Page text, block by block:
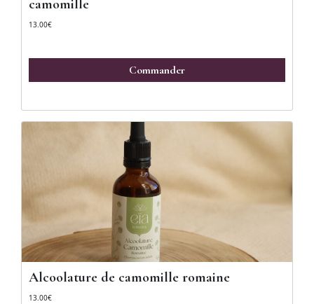
camomille
13.00€
Commander
Alcoolature de camomille romaine
13.00€